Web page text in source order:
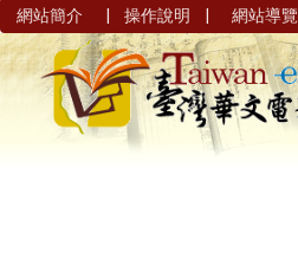
網站簡介 | 操作說明 | 網站導覽